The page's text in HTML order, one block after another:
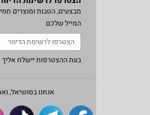
מבצעים, הטבות ומוצרים
המייל שלכם
בעת ההצטרפות יישלח אליך
אנחנו בסושיאל,